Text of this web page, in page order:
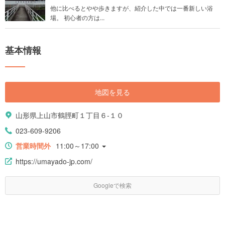
他に比べるとやや歩きますが、紹介した中では一番新しい浴
場。 初心者の方は...
基本情報
地図を見る
山形県上山市鶴脛町１丁目６-１０
023-609-9206
営業時間外 11:00～17:00
https://umayado-jp.com/
Googleで検索